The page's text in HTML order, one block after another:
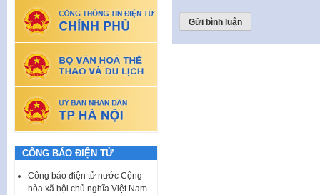
CÔNG BÁO ĐIỆN TỬ
Công báo điện tử nước Cộng
hòa xã hội chủ nghĩa Việt Nam